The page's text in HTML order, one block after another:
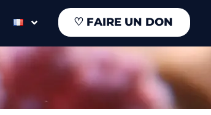
♡ FAIRE UN DON